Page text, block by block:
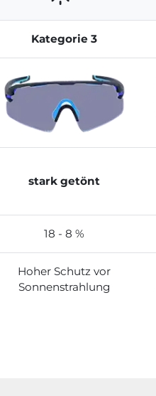
Kategorie 3
stark getönt
18 - 8 %
Hoher Schutz vor
Sonnenstrahlung